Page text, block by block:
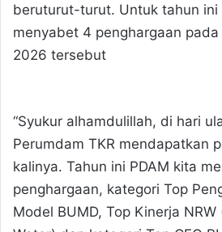
beruturut-turut. Untuk tahun ini
menyabet 4 penghargaan
2026 tersebut
“Syukur alhamdulillah, di hari
Perumdam TKR mendapatkan
kalinya. Tahun ini PDAM kita
penghargaan, kategori Top
Model BUMD, Top Kinerja